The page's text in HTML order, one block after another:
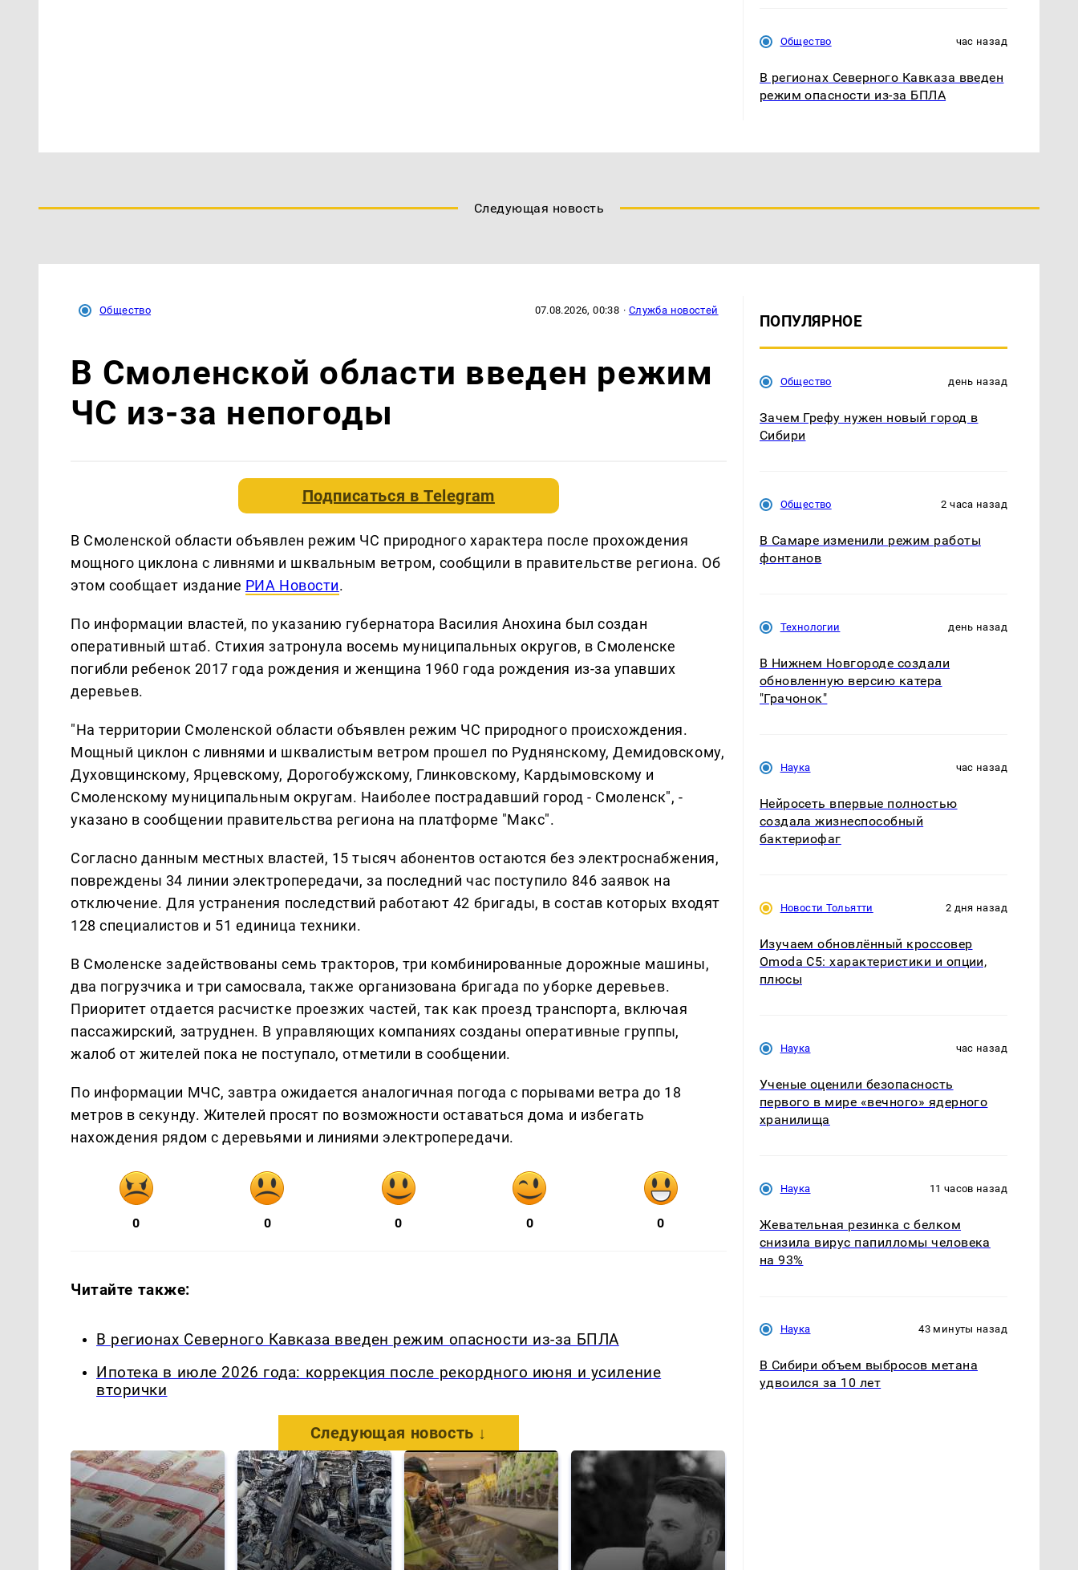
Общество час назад
В регионах Северного Кавказа введен
режим опасности из-за БПЛА
Следующая новость
Общество 07.08.2026, 00:38 · Служба новостей
В Смоленской области введен режим
ЧС из-за непогоды
Подписаться вTelegram
В Смоленской области объявлен режим ЧС природного характера после прохождения
мощного циклона с ливнями и шквальным ветром, сообщили в правительстве региона. Об
этом сообщает издание РИА Новости.
По информации властей, по указанию губернатора Василия Анохина был создан
оперативный штаб. Стихия затронула восемь муниципальных округов, в Смоленске
погибли ребенок 2017 года рождения и женщина 1960 года рождения из-за упавших
деревьев.
"На территории Смоленской области объявлен режим ЧС природного происхождения.
Мощный циклон с ливнями и шквалистым ветром прошел по Руднянскому, Демидовскому,
Духовщинскому, Ярцевскому, Дорогобужскому, Глинковскому, Кардымовскому и
Смоленскому муниципальным округам. Наиболее пострадавший город - Смоленск", -
указано в сообщении правительства региона на платформе "Макс".
Согласно данным местных властей, 15 тысяч абонентов остаются без электроснабжения,
повреждены 34 линии электропередачи, за последний час поступило 846 заявок на
отключение. Для устранения последствий работают 42 бригады, в состав которых входят
128 специалистов и 51 единица техники.
В Смоленске задействованы семь тракторов, три комбинированные дорожные машины,
два погрузчика и три самосвала, также организована бригада по уборке деревьев.
Приоритет отдается расчистке проезжих частей, так как проезд транспорта, включая
пассажирский, затруднен. В управляющих компаниях созданы оперативные группы,
жалоб от жителей пока не поступало, отметили в сообщении.
По информации МЧС, завтра ожидается аналогичная погода с порывами ветра до 18
метров в секунду. Жителей просят по возможности оставаться дома и избегать
нахождения рядом с деревьями и линиями электропередачи.
0 0 0 0 0
Читайте также:
В регионах Северного Кавказа введен режим опасности из-за БПЛА
Ипотека в июле 2026 года: коррекция после рекордного июня и усиление
вторички
Следующая новость ↓
ПОПУЛЯРНОЕ
Общество день назад
Зачем Грефу нужен новый город в
Сибири
Общество 2 часа назад
В Самаре изменили режим работы
фонтанов
Технологии день назад
В Нижнем Новгороде создали
обновленную версию катера
"Грачонок"
Наука час назад
Нейросеть впервые полностью
создала жизнеспособный
бактериофаг
Новости Тольятти 2 дня назад
Изучаем обновлённый кроссовер
Omoda C5: характеристики и опции,
плюсы
Наука час назад
Ученые оценили безопасность
первого в мире «вечного» ядерного
хранилища
Наука 11 часов назад
Жевательная резинка с белком
снизила вирус папилломы человека
на 93%
Наука 43 минуты назад
В Сибири объем выбросов метана
удвоился за 10 лет